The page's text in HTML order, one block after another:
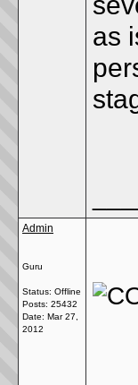
as
Admin
Guru
Status: Offline
Posts: 25432
Date: Mar 27,
2012